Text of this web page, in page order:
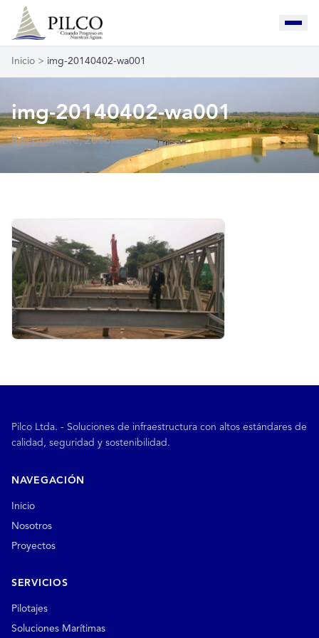
Inicio > img-20140402-wa001
img-20140402-wa001
8 septiembre, 2016
Pilco Ltda. - Soluciones de infraestructura con altos estándares de
calidad, seguridad y sostenibilidad.
NAVEGACIÓN
Inicio
Nosotros
Proyectos
SERVICIOS
Pilotajes
Soluciones Marítimas